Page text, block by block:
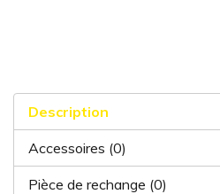
Description
Accessoires (0)
Pièce de rechange (0)